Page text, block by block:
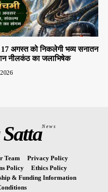
अगस्त को निकलेगी भव्य सनातन
नीलकंठ का जलाभिषेक
News
Team
Privacy Policy
Policy
Ethics Policy
& Funding Information